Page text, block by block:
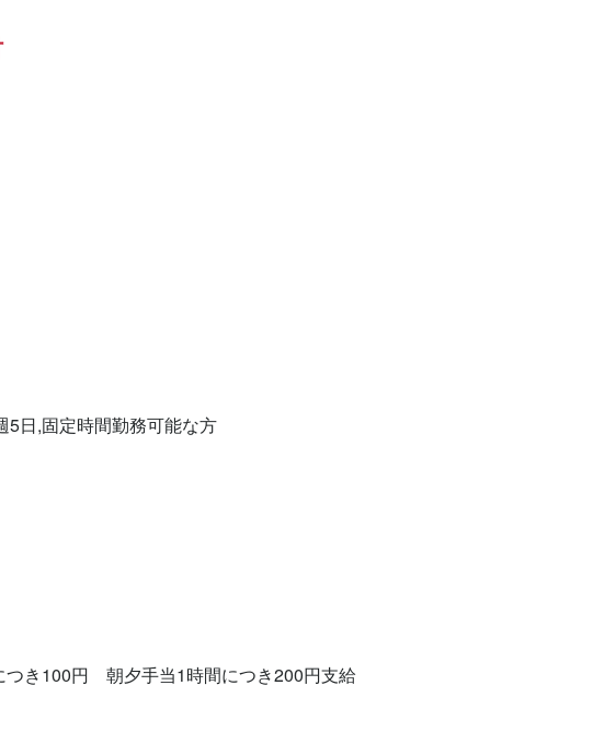
5日,固定時間勤務可能な方
き100円　朝夕手当1時間につき200円支給